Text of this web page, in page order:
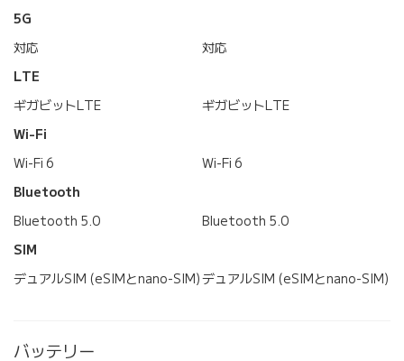
5G
対応
対応
LTE
ギガビットLTE
ギガビットLTE
Wi-Fi
Wi-Fi 6
Wi-Fi 6
Bluetooth
Bluetooth 5.0
Bluetooth 5.0
SIM
デュアルSIM (eSIMとnano-SIM)デュアルSIM (eSIMとnano-SIM)
バッテリー